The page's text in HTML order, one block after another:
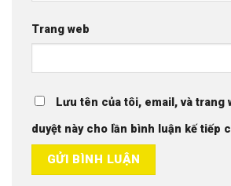
Trang web
Lưu tên của tôi, email, và trang
duyệt này cho lần bình luận kế tiếp